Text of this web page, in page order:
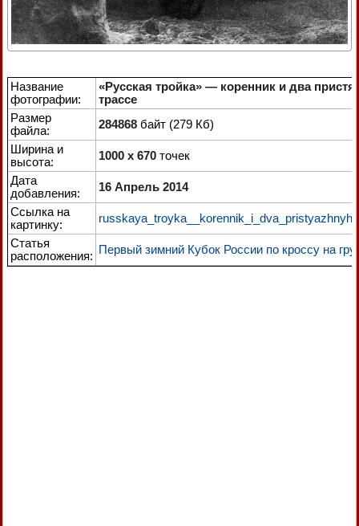
Название
фотографии:
«Русская тройка» — коренник и два
трассе
Размер
файла:
284868 байт (279 Кб)
Ширина и
высота:
1000 x 670 точек
Дата
добавления:
16 Апрель 2014
Ссылка на
картинку:
Статья
расположения: Первый зимний Кубок России по кроссу на